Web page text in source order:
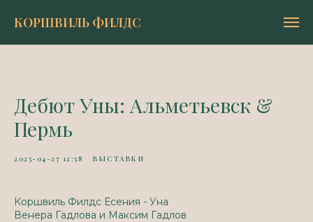
КОРШВИЛЬ ФИЛДС
Дебют Уны: Альметьевск &
Пермь
2025-04-27 12:58 ВЫСТАВКИ
Коршвиль Филдс Есения - Уна
Венера Гадлова и Максим Гадлов